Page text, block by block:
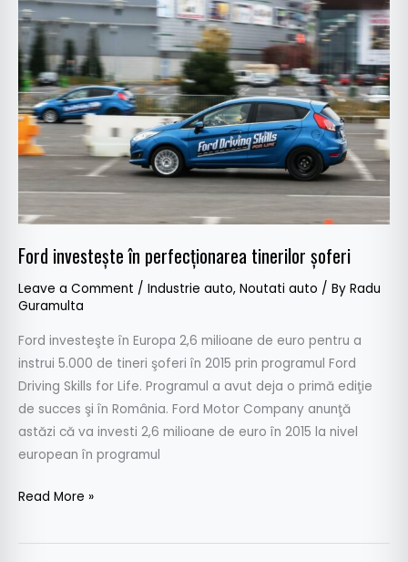
Ford investeşte în perfecţionarea tinerilor şoferi
Leave a Comment / Industrie auto, Noutati auto / By Radu
Guramulta
Ford investeşte în Europa 2,6 milioane de euro pentru a
instrui 5.000 de tineri şoferi în 2015 prin programul Ford
Driving Skills for Life. Programul a avut deja o primă ediţie
de succes şi în România. Ford Motor Company anunţă
astăzi că va investi 2,6 milioane de euro în 2015 la nivel
european în programul
investeşte
în
perfecţionarea
tinerilor
şoferi
Read More »